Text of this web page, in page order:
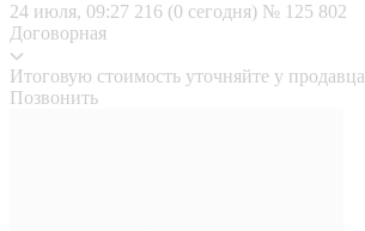
24 июля, 09:27 216 (0 сегодня) № 125 802
Договорная
Итоговую стоимость уточняйте у продавца
Позвонить